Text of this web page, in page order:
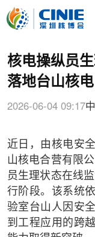
核电操纵员
落地台山核
2026-06-04 09:17
近日，由核电安
山核电合营有限
员生理状态在线
行阶段。该系统
验室台山人因安
到工程应用的跨